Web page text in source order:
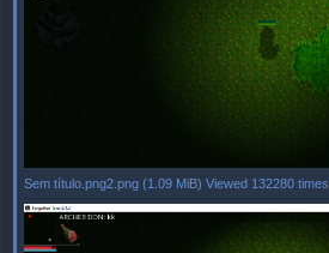
Sem título.png2.png (1.09 MiB) Viewed 132280 times